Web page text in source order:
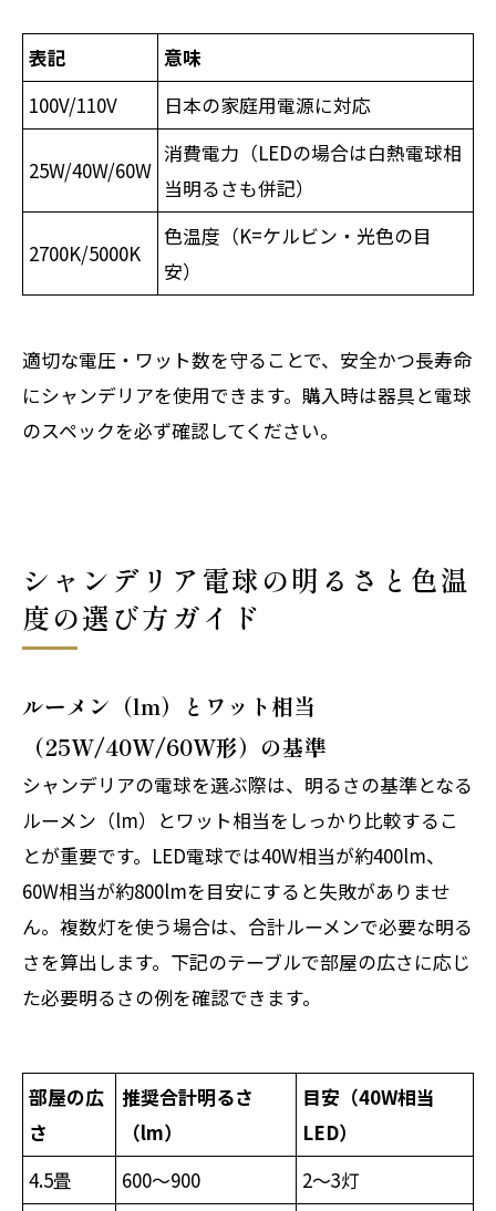
表記
意味
100V/110V
日本の家庭用電源に対応
25W/40W/60W
消費電力（LEDの場合は白熱電球相
当明るさも併記）
2700K/5000K
色温度（K=ケルビン・光色の目
安）
適切な電圧・ワット数を守ることで、安全かつ長寿命
にシャンデリアを使用できます。購入時は器具と電球
のスペックを必ず確認してください。
シャンデリア電球の明るさと色温
度の選び方ガイド
ルーメン（lm）とワット相当
（25W/40W/60W形）の基準
シャンデリアの電球を選ぶ際は、明るさの基準となる
ルーメン（lm）とワット相当をしっかり比較するこ
とが重要です。LED電球では40W相当が約400lm、
60W相当が約800lmを目安にすると失敗がありませ
ん。複数灯を使う場合は、合計ルーメンで必要な明る
さを算出します。下記のテーブルで部屋の広さに応じ
た必要明るさの例を確認できます。
部屋の広
さ
推奨合計明るさ
（lm）
目安（40W相当
LED）
4.5畳
600～900
2～3灯